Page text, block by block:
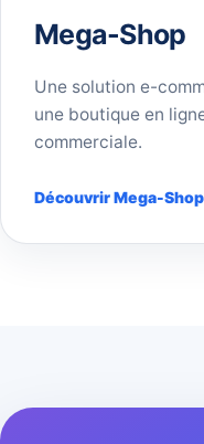
Mega-Shop
Une solution e-
une boutique en
commerciale.
Découvrir Mega-